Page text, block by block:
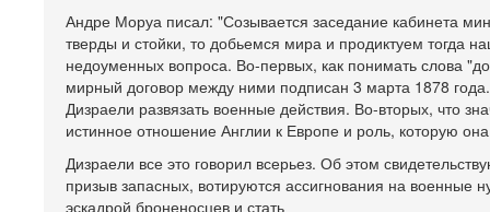
Андре Моруа писал: "Созывается заседание кабинета
тверды и стойки, то добьемся мира и продиктуем тогда
недоуменных вопроса. Во-первых, как понимать слова
мирный договор между ними подписан 3 марта 1878
Дизраели развязать военные действия. Во-вторых, что
истинное отношение Англии к Европе и роль, которую
Дизраели все это говорил всерьез. Об этом
призыв запасных, вотируются ассигнования на
эскадрой броненосцев и стать